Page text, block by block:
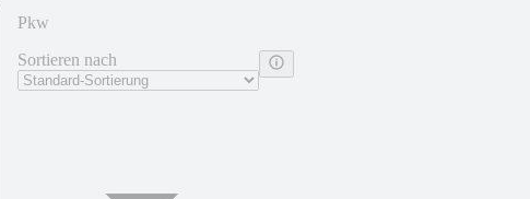
Pkw
Sortieren nach